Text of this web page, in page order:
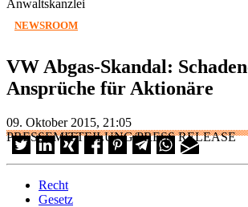
Anwaltskanzlei
NEWSROOM
VW Abgas-Skandal:
Ansprüche für Aktionäre
09. Oktober 2015, 21:05
PRESSEMITTEILUNG/PRESS RELEASE
Recht
Gesetz